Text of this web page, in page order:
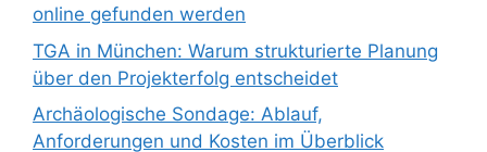
online gefunden werden
TGA in München: Warum strukturierte Planung
über den Projekterfolg entscheidet
Archäologische Sondage: Ablauf,
Anforderungen und Kosten im Überblick